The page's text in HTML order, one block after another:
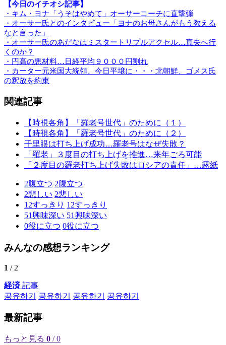
【今日のイチオシ記事】
・キム・ヨナ「うそはやめて」オーサーコーチに直撃弾
・オーサー氏とのインタビュー「ヨナのお母さんがもう教える
なと言った」
・オーサー氏のあだなはミスタートリプルアクセル…真央へ行
くのか？
・円高の悪材料…日経平均９０００円割れ
・カーター元米国大統領、今日平壌に・・・北朝鮮、ゴメス氏
の釈放を約束
関連記事
【時視各角】「羅老号世代」のために（１）
【時視各角】「羅老号世代」のために（２）
千里眼は打ち上げ成功…羅老号はなぜ失敗？
「羅老」３度目の打ち上げを推進…来年ごろ可能
「２度目の羅老打ち上げ失敗はロシアの責任」…露紙
2腹立つ 2腹立つ
2悲しい 2悲しい
12すっきり 12すっきり
51興味深い 51興味深い
0役に立つ 0役に立つ
みんなの感想ランキング
1 / 2
経済記事
공유하기
공유하기 공유하기 공유하기
最新記事
もっと見る 0 / 0